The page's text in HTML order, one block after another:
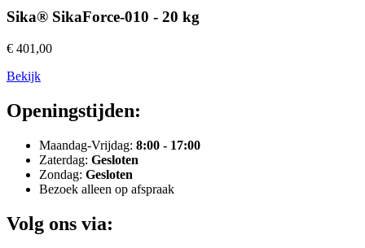
Sika® SikaForce-010 - 20 kg
€ 401,00
Bekijk
Openingstijden:
Maandag-Vrijdag: 8:00 - 17:00
Zaterdag: Gesloten
Zondag: Gesloten
Bezoek alleen op afspraak
Volg ons via: